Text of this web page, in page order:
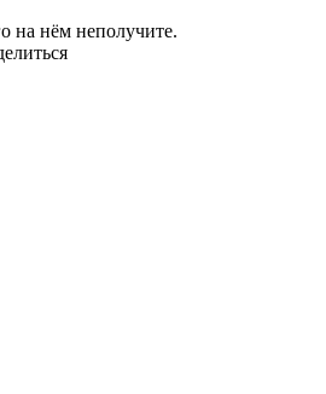
на нём неполучите.